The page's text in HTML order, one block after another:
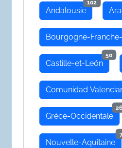
Andalousie
102
Bourgogne-
Castille-et-León
50
Comunidad
Grèce-Occidentale
26
Nouvelle-Aquitaine